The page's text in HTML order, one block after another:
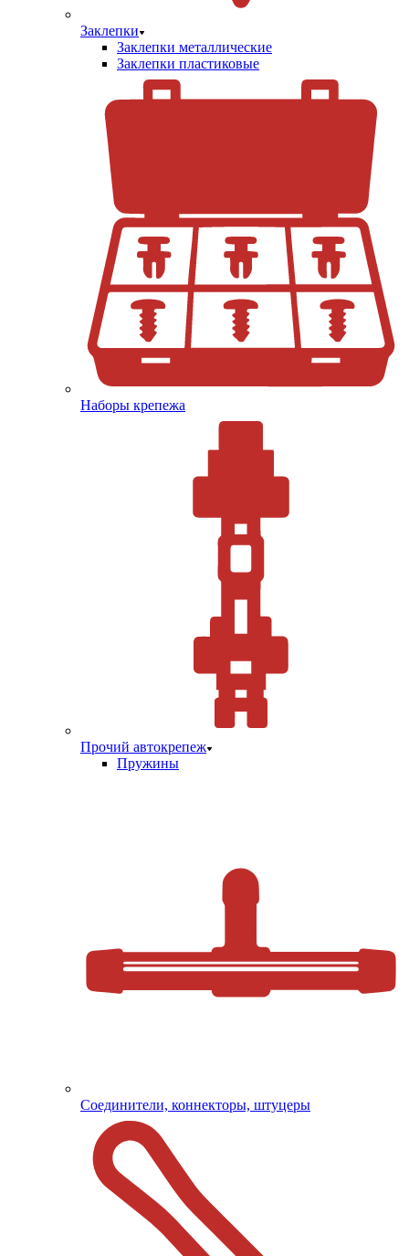
Заклепки
Заклепки металлические
Заклепки пластиковые
Наборы крепежа
Прочий автокрепеж
Пружины
Соединители, коннекторы, штуцеры